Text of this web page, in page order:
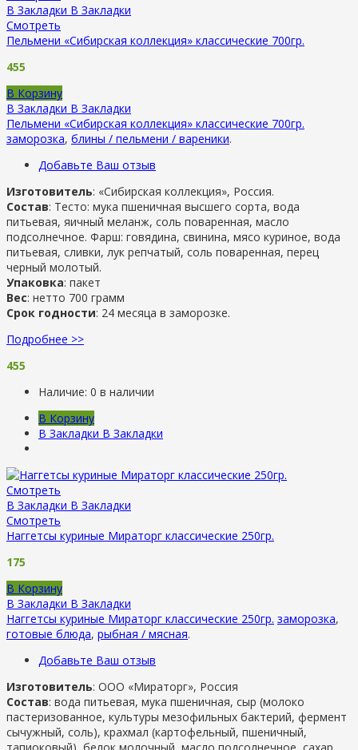
В Закладки В Закладки
Смотреть
Пельмени «Сибирская коллекция» классические 700гр.
455
В Корзину
В Закладки В Закладки
Пельмени «Сибирская коллекция» классические 700гр.
заморозка, блины / пельмени / вареники.
Добавьте Ваш отзыв
Изготовитель: «Сибирская коллекция», Россия.
Состав: Тесто: мука пшеничная высшего сорта, вода
питьевая, яичный меланж, соль поваренная, масло
подсолнечное. Фарш: говядина, свинина, мясо куриное, вода
питьевая, сливки, лук репчатый, соль поваренная, перец
черный молотый.
Упаковка: пакет
Вес: нетто 700 грамм
Срок годности: 24 месяца в заморозке.
Подробнее >>
455
Наличие: 0 в наличии
В Корзину
В Закладки В Закладки
Смотреть
В Закладки В Закладки
Смотреть
Наггетсы куриные Мираторг классические 250гр.
175
В Корзину
В Закладки В Закладки
Наггетсы куриные Мираторг классические 250гр. заморозка,
готовые блюда, рыбная / мясная.
Добавьте Ваш отзыв
Изготовитель: ООО «Мираторг», Россия
Состав: вода питьевая, мука пшеничная, сыр (молоко
пастеризованное, культуры мезофильных бактерий, фермент
сычужный, соль), крахмал (картофельный, пшеничный,